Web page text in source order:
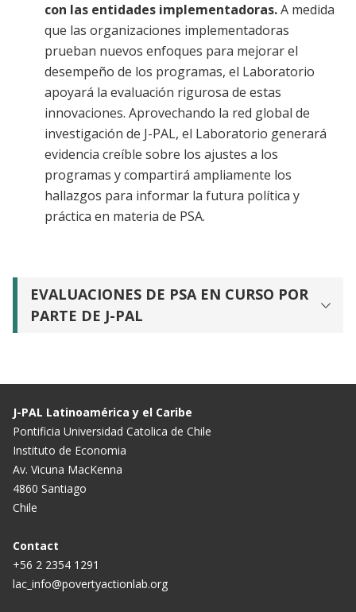
con las entidades implementadoras.A medida
que las organizaciones implementadoras
prueban nuevos enfoques para mejorar el
desempeño de los programas, el Laboratorio
apoyará la evaluación rigurosa de estas
innovaciones. Aprovechando la red global de
investigación de J-PAL, el Laboratorio generará
evidencia creíble sobre los ajustes a los
programas y compartirá ampliamente los
hallazgos para informar la futura política y
práctica en materia de PSA.
EVALUACIONES DE PSA EN CURSO POR
PARTE DE J-PAL
J-PAL Latinoamérica y el Caribe
Pontificia Universidad Catolica de Chile
Instituto de Economia
Av. Vicuna MacKenna
4860 Santiago
Chile
Contact
+56 2 2354 1291
lac_info@povertyactionlab.org